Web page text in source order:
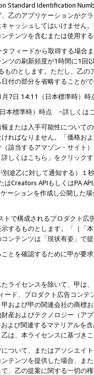
Standard Identification
乙のアプリケーションがク
ャッシュしてはいけません
テンツを含むまたは使用す
フィードから取得する場合
ツの刷新頻度が1時間に1
のとします。ただし、乙
付の部分を省略することが
月7日 14:11（日本標準時）
本標準時）時点 −詳しくは
または入手可能性について
ればなりません。「価格
該当するアマゾン・サイト
しくはこちら」をクリック
途乙に対して通知する）
はCreators APIもしくはPA
ーションを作成し公開した
トで構成されるプロダクト
するものとします。「［「
ンテンツは「現状有姿」で
とを確認するために甲が要
ライセンスを除いて、甲は
ード、プロダクト広告コン
および甲の関連会社の商
産およびテクノロジー（ア
および関連するマテリアル
は、本ライセンスに基づき
ついて、またはアソシエイ
テンツを提供した場合、ま
、乙の提案に関する一切